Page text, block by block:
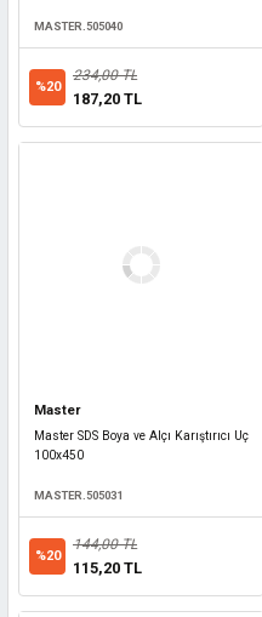
MASTER.505040
%20
234,00 TL
187,20 TL
Master
Master SDS Boya ve Alçı Karıştırıcı Uç
100x450
MASTER.505031
%20
144,00 TL
115,20 TL